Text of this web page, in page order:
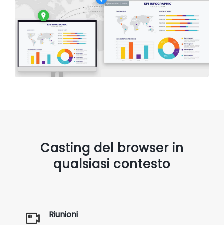
Casting del browser in
qualsiasi contesto
Riunioni